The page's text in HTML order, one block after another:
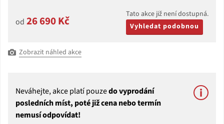
od 26 690 Kč
Tato akce již není dostupná.
Vyhledat podobnou
Zobrazit náhled akce
Neváhejte, akce platí pouzedo vyprodání
posledních míst, poté již cena nebo termín
nemusí odpovídat!